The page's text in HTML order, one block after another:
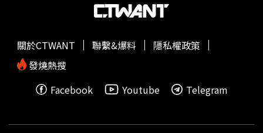
說明，透過研究合聲波是怎麼產生的，怎麼加速高能電子
的，就可以對高能電子輻射帶的演化進行提前預報，就可以
關於CTWANT 聯繫&爆料
隱私權政策
發燒熱搜
Facebook
Youtube Telegram